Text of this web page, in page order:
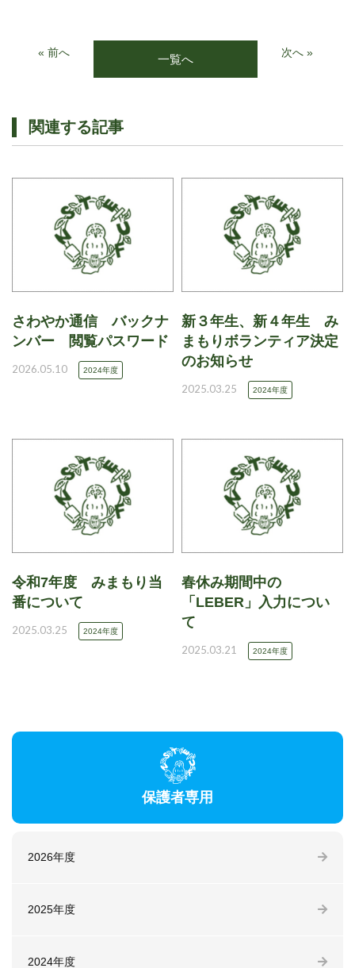
« 前へ 一覧へ 次へ »
関連する記事
さわやか通信 バックナ
ンバー 閲覧パスワード
2026.05.10 2024年度
新３年生、新４年生 み
まもりボランティア決定
のお知らせ
2025.03.25 2024年度
令和7年度 みまもり当
番について
2025.03.25 2024年度
春休み期間中の
「LEBER」入力につい
て
2025.03.21 2024年度
保護者専用
2026年度
2025年度
2024年度